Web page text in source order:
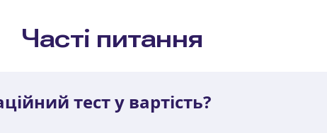
Часті питання
тест у вартість?